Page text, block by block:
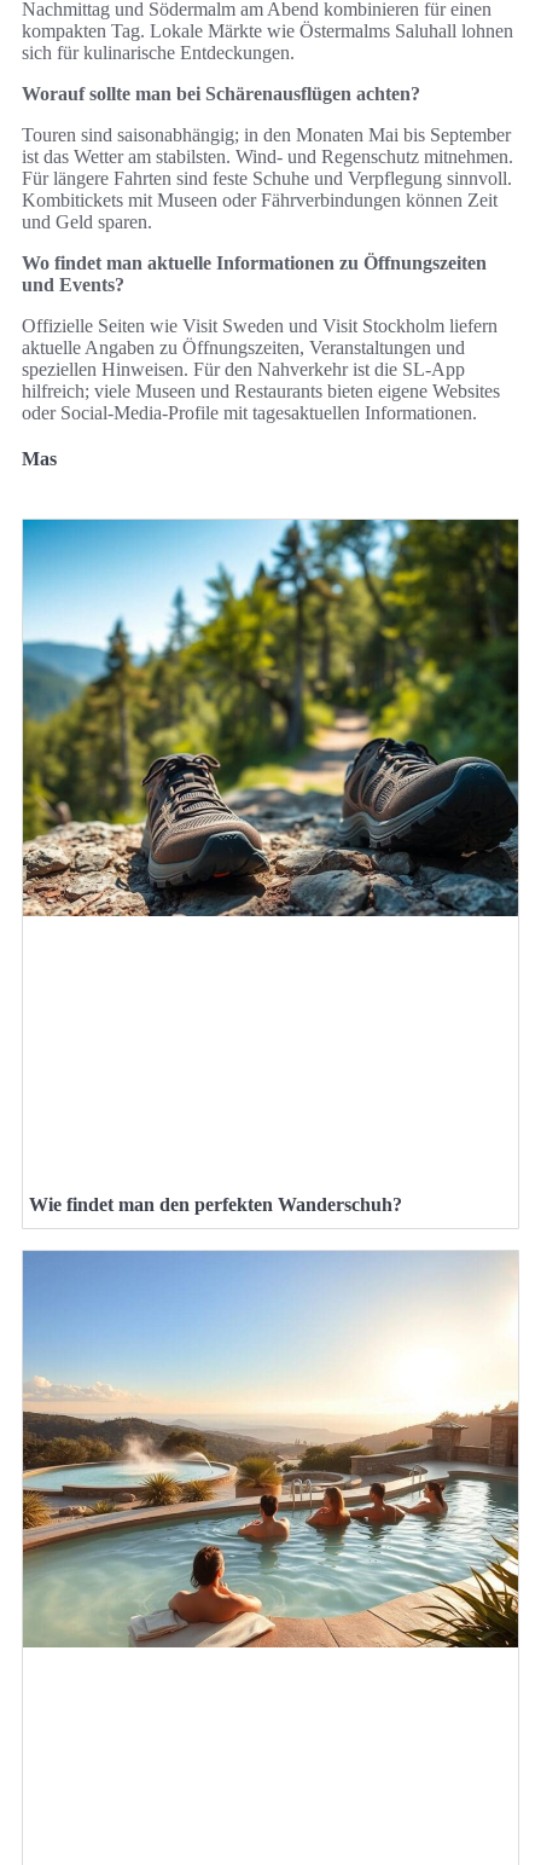
Nachmittag und Södermalm am Abend kombinieren für einen
kompakten Tag. Lokale Märkte wie Östermalms Saluhall lohnen
sich für kulinarische Entdeckungen.
Worauf sollte man bei Schärenausflügen achten?
Touren sind saisonabhängig; in den Monaten Mai bis September
ist das Wetter am stabilsten. Wind- und Regenschutz mitnehmen.
Für längere Fahrten sind feste Schuhe und Verpflegung sinnvoll.
Kombitickets mit Museen oder Fährverbindungen können Zeit
und Geld sparen.
Wo findet man aktuelle Informationen zu Öffnungszeiten
und Events?
Offizielle Seiten wie Visit Sweden und Visit Stockholm liefern
aktuelle Angaben zu Öffnungszeiten, Veranstaltungen und
speziellen Hinweisen. Für den Nahverkehr ist die SL-App
hilfreich; viele Museen und Restaurants bieten eigene Websites
oder Social-Media-Profile mit tagesaktuellen Informationen.
Mas
Wie findet man den perfekten Wanderschuh?